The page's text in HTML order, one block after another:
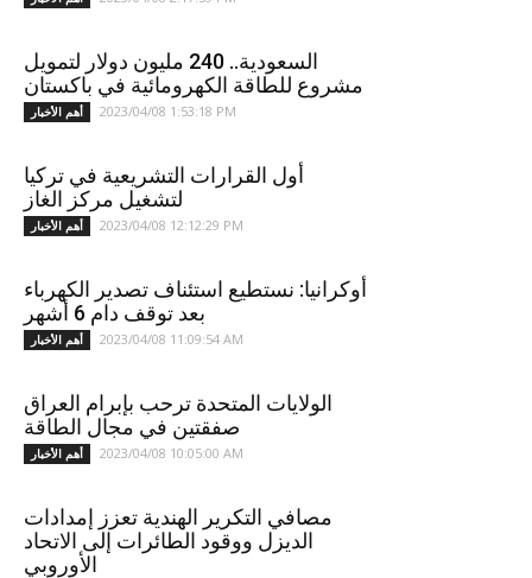
السعودية.. 240 مليون دولار لتمويل
مشروع للطاقة الكهرومائية في باكستان
أهم الأخبار 2023/04/08 1:53:18 PM
أول القرارات التشريعية في تركيا
لتشغيل مركز الغاز
أهم الأخبار 2023/04/08 12:12:29 PM
أوكرانيا: نستطيع استئناف تصدير الكهرباء
بعد توقف دام 6 أشهر
أهم الأخبار 2023/04/08 11:09:54 AM
الولايات المتحدة ترحب بإبرام العراق
صفقتين في مجال الطاقة
أهم الأخبار 2023/04/08 10:05:00 AM
مصافي التكرير الهندية تعزز إمدادات
الديزل ووقود الطائرات إلى الاتحاد
الأوروبي